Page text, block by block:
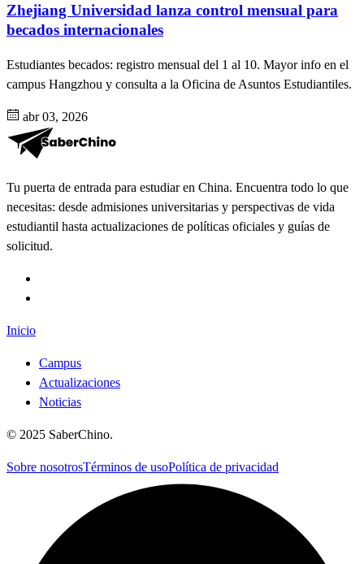
Zhejiang Universidad lanza control mensual para
becados internacionales
Estudiantes becados: registro mensual del 1 al 10. Mayor info en el
campus Hangzhou y consulta a la Oficina de Asuntos Estudiantiles.
abr 03, 2026
Tu puerta de entrada para estudiar en China. Encuentra todo lo que
necesitas: desde admisiones universitarias y perspectivas de vida
estudiantil hasta actualizaciones de políticas oficiales y guías de
solicitud.
Inicio
Campus
Actualizaciones
Noticias
© 2025 SaberChino.
Sobre nosotrosTérminos de usoPolítica de privacidad